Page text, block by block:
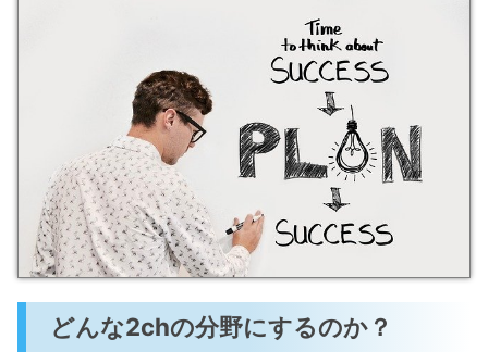
どんな2chの分野にするのか？